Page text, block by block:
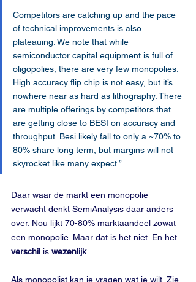
Competitors are catching up and the pace
of technical improvements is also
plateauing. We note that while
semiconductor capital equipment is full of
oligopolies, there are very few monopolies.
High accuracy flip chip is not easy, but it’s
nowhere near as hard as lithography. There
are multiple offerings by competitors that
are getting close to BESI on accuracy and
throughput. Besi likely fall to only a ~70% to
80% share long term, but margins will not
skyrocket like many expect.”
Daar waar de markt een monopolie
verwacht denkt SemiAnalysis daar anders
over. Nou lijkt 70-80% marktaandeel zowat
een monopolie. Maar dat is het niet. En het
verschil is wezenlijk.
Als monopolist kan je vragen wat je wilt. Zie